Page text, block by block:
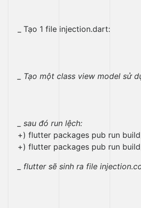
_ Tạo 1 file injection.dart:
_ Tạo một class view model sử
_ sau đó run lệch:
+) flutter packages pub run
+) flutter packages pub run
_ flutter sẽ sinh ra file